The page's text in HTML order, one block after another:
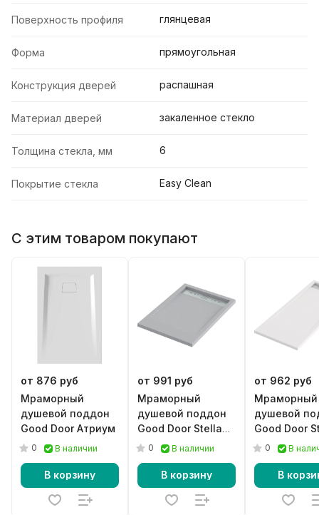
Поверхность профиля глянцевая
Форма прямоугольная
Конструкция дверей распашная
Материал дверей закаленное стекло
Толщина стекла, мм 6
Покрытие стекла Easy Clean
С этим товаром покупают
от 876 руб
Мраморный
душевой поддон
Good Door Атриум
0 В наличии
В корзину
от 991 руб
Мраморный
душевой поддон
Good Door Stella
серый
0 В наличии
В корзину
от 962 руб
Мраморный
душевой
Good Door
белый
0 В
В